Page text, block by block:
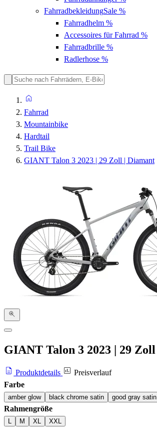
FahrradbekleidungSale %
Fahrradhelm %
Accessoires für Fahrrad %
Fahrradbrille %
Radlerhose %
Fahrrad
Mountainbike
Hardtail
Trail Bike
GIANT Talon 3 2023 | 29 Zoll | Diamant
GIANT Talon 3 2023 | 29 Zoll
Produktdetails
Preisverlauf
Farbe
amber glow black chrome satin good gray satin
Rahmengröße
L M XL XXL